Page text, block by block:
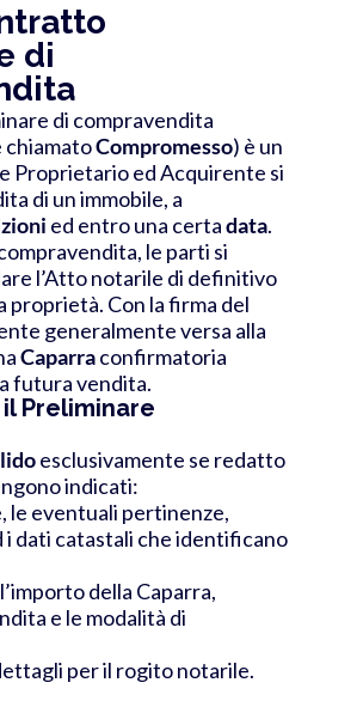
di
di compravendita
chiamatoCompromesso) è un
Proprietario ed Acquirente si
di un immobile, a
ed entro una certadata.
le parti si
l’Atto notarile di definitivo
Con la firma del
generalmente versa alla
Caparraconfirmatoria
futura vendita.
Preliminare
esclusivamente se redatto
indicati:
le eventuali pertinenze,
i dati catastali che identificano
della Caparra,
e le modalità di
per il rogito notarile.